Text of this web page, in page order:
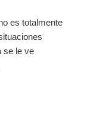
es totalmente
se le ve